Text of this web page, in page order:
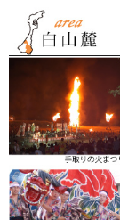
ます。
お早目のご相談を